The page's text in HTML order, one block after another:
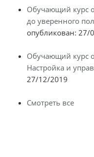
Обучающий курс
до уверенного
опубликован: 27/
Обучающий курс
Настройка и
27/12/2019
Смотреть все